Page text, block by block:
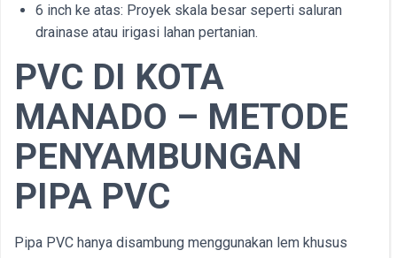
6 inch ke atas: Proyek skala besar seperti saluran
drainase atau irigasi lahan pertanian.
PVC DI KOTA
MANADO – METODE
PENYAMBUNGAN
PIPA PVC
Pipa PVC hanya disambung menggunakan lem khusus